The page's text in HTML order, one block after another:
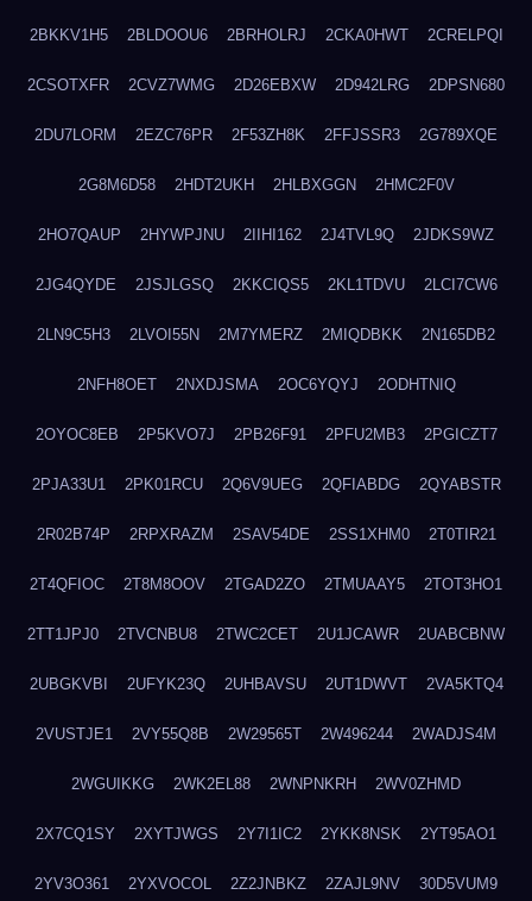
2BKKV1H5 2BLDOOU6 2BRHOLRJ 2CKA0HWT 2CRELPQI
2CSOTXFR 2CVZ7WMG 2D26EBXW 2D942LRG 2DPSN680
2DU7LORM 2EZC76PR 2F53ZH8K 2FFJSSR3 2G789XQE
2G8M6D58 2HDT2UKH 2HLBXGGN 2HMC2F0V
2HO7QAUP 2HYWPJNU 2IIHI162 2J4TVL9Q 2JDKS9WZ
2JG4QYDE 2JSJLGSQ 2KKCIQS5 2KL1TDVU 2LCI7CW6
2LN9C5H3 2LVOI55N 2M7YMERZ 2MIQDBKK 2N165DB2
2NFH8OET 2NXDJSMA 2OC6YQYJ 2ODHTNIQ
2OYOC8EB 2P5KVO7J 2PB26F91 2PFU2MB3 2PGICZT7
2PJA33U1 2PK01RCU 2Q6V9UEG 2QFIABDG 2QYABSTR
2R02B74P 2RPXRAZM 2SAV54DE 2SS1XHM0 2T0TIR21
2T4QFIOC 2T8M8OOV 2TGAD2ZO 2TMUAAY5 2TOT3HO1
2TT1JPJ0 2TVCNBU8 2TWC2CET 2U1JCAWR 2UABCBNW
2UBGKVBI 2UFYK23Q 2UHBAVSU 2UT1DWVT 2VA5KTQ4
2VUSTJE1 2VY55Q8B 2W29565T 2W496244 2WADJS4M
2WGUIKKG 2WK2EL88 2WNPNKRH 2WV0ZHMD
2X7CQ1SY 2XYTJWGS 2Y7I1IC2 2YKK8NSK 2YT95AO1
2YV3O361 2YXVOCOL 2Z2JNBKZ 2ZAJL9NV 30D5VUM9